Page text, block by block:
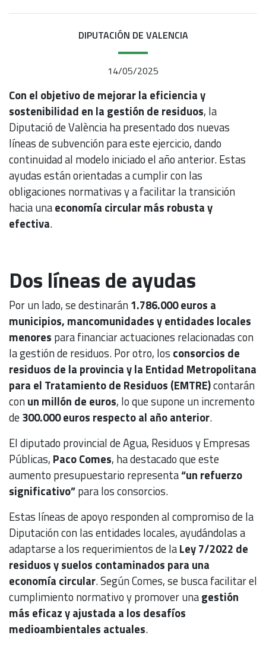
DIPUTACIÓN DE VALENCIA
14/05/2025
Con el objetivo de mejorar la eficiencia y
sostenibilidad en la gestión de residuos, la
Diputació de València ha presentado dos nuevas
líneas de subvención para este ejercicio, dando
continuidad al modelo iniciado el año anterior. Estas
ayudas están orientadas a cumplir con las
obligaciones normativas y a facilitar la transición
hacia unaeconomía circular más robusta y
efectiva.
Dos líneas de ayudas
Por un lado, se destinarán1.786.000 euros a
municipios, mancomunidades y entidades locales
menores para financiar actuaciones relacionadas con
la gestión de residuos. Por otro, los consorcios de
residuos de la provincia y la Entidad Metropolitana
para el Tratamiento de Residuos (EMTRE)contarán
conun millón de euros, lo que supone un incremento
de300.000 euros respecto al año anterior.
El diputado provincial de Agua, Residuos y Empresas
Públicas, Paco Comes, ha destacado que este
aumento presupuestario representa“un refuerzo
significativo”para los consorcios.
Estas líneas de apoyo responden al compromiso de la
Diputación con las entidades locales, ayudándolas a
adaptarse a los requerimientos de laLey 7/2022 de
residuos y suelos contaminados para una
economía circular. Según Comes, se busca facilitar el
cumplimiento normativo y promover unagestión
más eficaz y ajustada a los desafíos
medioambientales actuales.